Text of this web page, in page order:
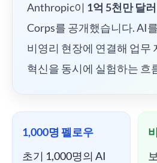
Anthropic이 1억 5천만 달러
Corps를 공개했습니다. AI
비영리 현장에 연결해 업무
혁신을 동시에 실험하는 흐
1,000명 펠로우
초기 1,000명의 AI